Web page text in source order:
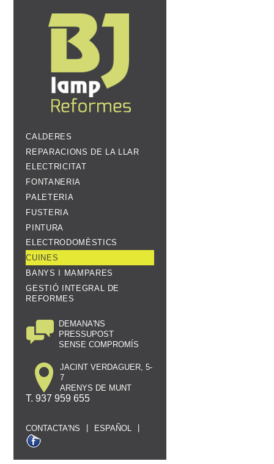
CALDERES
REPARACIONS DE LA LLAR
ELECTRICITAT
FONTANERIA
PALETERIA
FUSTERIA
PINTURA
ELECTRODOMÈSTICS
CUINES
BANYS I MAMPARES
GESTIÓ INTEGRAL DE
REFORMES
DEMANA'NS
PRESSUPOST
SENSE COMPROMÍS
JACINT VERDAGUER, 5-
7
ARENYS DE MUNT
T. 937 959 655
CONTACTA'NS | ESPAÑOL |